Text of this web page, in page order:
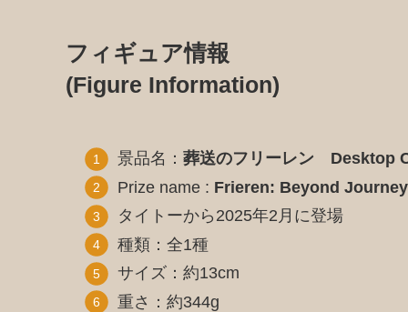
フィギュア情報
(Figure Information)
景品名： 葬送のフリーレン Desktop
Prize name : Frieren: Beyond
タイトーから2025年2月に登場
種類：全1種
サイズ：約13cm
重さ：約344g